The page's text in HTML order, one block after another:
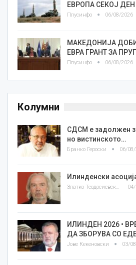
ЕВРОПА СЕКОЈ
Плусинфо 06/08/2026
МАКЕДОНИЈА
ЕВРА ГРАНТ ЗА
Плусинфо 06/08/2026
Колумни
СДСМ е задолжен
но вистинското…
Бранко Героски 06/
Илинденски
Златко Теодосиевски
ИЛИНДЕН 2026 •
ДА ЗБОРУВА СО
Јове Кекеновски 03/